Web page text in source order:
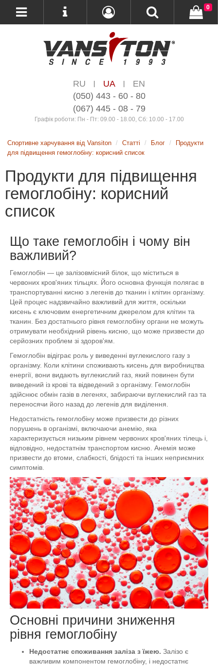
RU | UA |
EN
(050) 443 - 60 - 80
(067) 445 - 08 - 79
Графік роботи: Пн - Пт: 09.00 - 18.00, Сб: 10.00 - 17.00
0
Спортивне харчування від Vansiton Статті Блог
Продукти
для підвищення гемоглобіну: корисний список
Продукти для підвищення
гемоглобіну: корисний
список
Що таке гемоглобін і чому він
важливий?
Гемоглобін — це залізовмісний білок, що міститься в
червоних кров'яних тільцях. Його основна функція полягає в
транспортуванні кисню з легенів до тканин і клітин організму.
Цей процес надзвичайно важливий для життя, оскільки
кисень є ключовим енергетичним джерелом для клітин та
тканин. Без достатнього рівня гемоглобіну органи не можуть
отримувати необхідний рівень кисню, що може призвести до
серйозних проблем зі здоров'ям.
Гемоглобін відіграє роль у виведенні вуглекислого газу з
організму. Коли клітини споживають кисень для виробництва
енергії, вони видають вуглекислий газ, який повинен бути
виведений із крові та відведений з організму. Гемоглобін
здійснює обмін газів в легенях, забираючи вуглекислий газ та
переносячи його назад до легенів для виділення.
Недостатність гемоглобіну може призвести до різних
порушень в організмі, включаючи анемію, яка
характеризується низьким рівнем червоних кров'яних тілець і,
відповідно, недостатнім транспортом кисню. Анемія може
призвести до втоми, слабкості, блідості та інших неприємних
симптомів.
Основні причини зниження
рівня гемоглобіну
Недостатнє споживання заліза з їжею. Залізо є
важливим компонентом гемоглобіну, і недостатнє